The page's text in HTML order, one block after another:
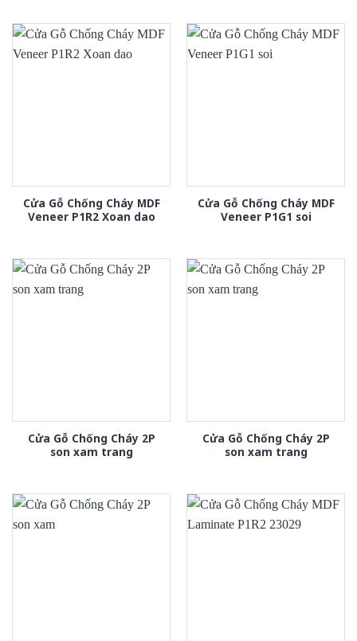
Cửa Gỗ Chống Cháy MDF
Veneer P1R2 Xoan dao
Cửa Gỗ Chống Cháy MDF
Veneer P1G1 soi
Cửa Gỗ Chống Cháy 2P
son xam trang
Cửa Gỗ Chống Cháy 2P
son xam trang